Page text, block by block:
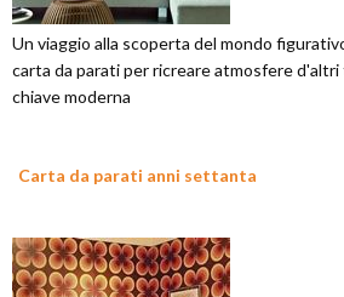
Un viaggio alla scoperta del mondo
carta da parati per ricreare atmosfere
chiave moderna
Carta da parati anni settanta